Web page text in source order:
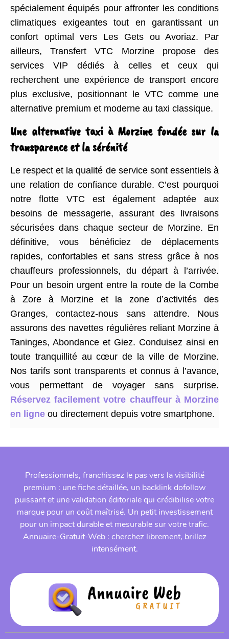
spécialement équipés pour affronter les conditions
climatiques exigeantes tout en garantissant un
confort optimal vers Les Gets ou Avoriaz. Par
ailleurs, Transfert VTC Morzine propose des
services VIP dédiés à celles et ceux qui
recherchent une expérience de transport encore
plus exclusive, positionnant le VTC comme une
alternative premium et moderne au taxi classique.
Une alternative taxi à Morzine fondée sur la
transparence et la sérénité
Le respect et la qualité de service sont essentiels à
une relation de confiance durable. C’est pourquoi
notre flotte VTC est également adaptée aux
besoins de messagerie, assurant des livraisons
sécurisées dans chaque secteur de Morzine. En
définitive, vous bénéficiez de déplacements
rapides, confortables et sans stress grâce à nos
chauffeurs professionnels, du départ à l’arrivée.
Pour un besoin urgent entre la route de la Combe
à Zore à Morzine et la zone d’activités des
Granges, contactez-nous sans attendre. Nous
assurons des navettes régulières reliant Morzine à
Taninges, Abondance et Giez. Conduisez ainsi en
toute tranquillité au cœur de la ville de Morzine.
Nos tarifs sont transparents et connus à l’avance,
vous permettant de voyager sans surprise.
Réservez facilement votre chauffeur à Morzine
en ligne ou directement depuis votre smartphone.
Professionnels, franchissez le pas vers la visibilité
premium : une fiche détaillée, un backlink dofollow
puissant et une validation éditoriale qui crédibilise votre
marque pour un coût maîtrisé. Un petit investissement
pour un impact durable et mesurable sur votre trafic.
Annuaire-Gratuit-Web : cherchez librement, brillez
intensément.